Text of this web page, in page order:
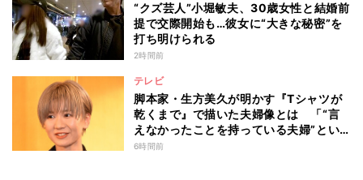
“クズ芸人”小堀敏夫、30歳女性と結婚前
提で交際開始も…彼女に“大きな秘密”を
打ち明けられる
2時間前
テレビ
脚本家・生方美久が明かす『Tシャツが
乾くまで』で描いた夫婦像とは 「“言
えなかったことを持っている夫婦”とい
うのは面白いかも」
6時間前